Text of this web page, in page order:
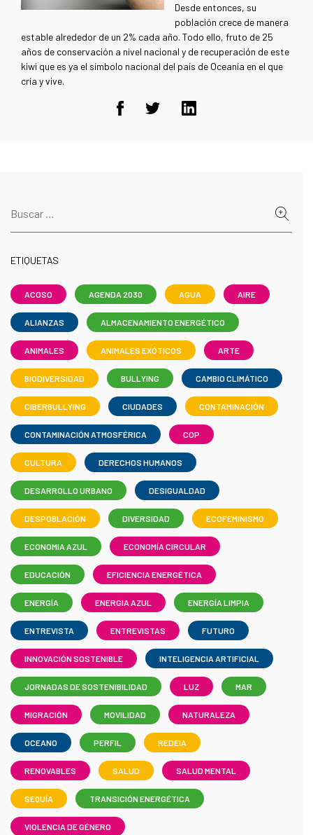
Desde entonces, su
población crece de manera
estable alrededor de un 2% cada año. Todo ello, fruto de 25
años de conservación a nivel nacional y de recuperación de este
kiwi que es ya el símbolo nacional del país de Oceanía en el que
cría y vive.
ETIQUETAS
ACOSO AGENDA 2030 AGUA AIRE
ALIANZAS ALMACENAMIENTO ENERGÉTICO
ANIMALES ANIMALES EXÓTICOS ARTE
BIODIVERSIDAD BULLYING CAMBIO CLIMÁTICO
CIBERBULLYING CIUDADES CONTAMINACIÓN
CONTAMINACIÓN ATMOSFÉRICA COP
CULTURA DERECHOS HUMANOS
DESARROLLO URBANO DESIGUALDAD
DESPOBLACIÓN DIVERSIDAD ECOFEMINISMO
ECONOMIA AZUL ECONOMÍA CIRCULAR
EDUCACIÓN EFICIENCIA ENERGÉTICA
ENERGÍA ENERGIA AZUL ENERGÍA LIMPIA
ENTREVISTA ENTREVISTAS FUTURO
INNOVACIÓN SOSTENIBLE INTELIGENCIA ARTIFICIAL
JORNADAS DE SOSTENIBILIDAD LUZ MAR
MIGRACIÓN MOVILIDAD NATURALEZA
OCEANO PERFIL REDEIA
RENOVABLES SALUD SALUD MENTAL
SEQUÍA TRANSICIÓN ENERGÉTICA
VIOLENCIA DE GÉNERO